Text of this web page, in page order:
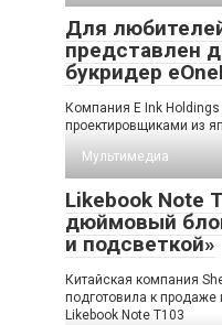
Для
представлен
букридер
Компания E Ink
проектировщиками из
Мультимедиа
Likebook Note
дюймовый
и подсветкой»
Китайская компания
подготовила к продаже
Likebook Note T103